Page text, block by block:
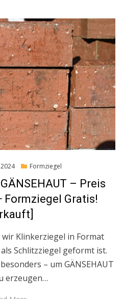
Formziegel
– Preis
Formziegel Gratis!
Klinkerziegel in Format
Schlitzziegel geformt ist.
– um GÄNSEHAUT
erzeugen…